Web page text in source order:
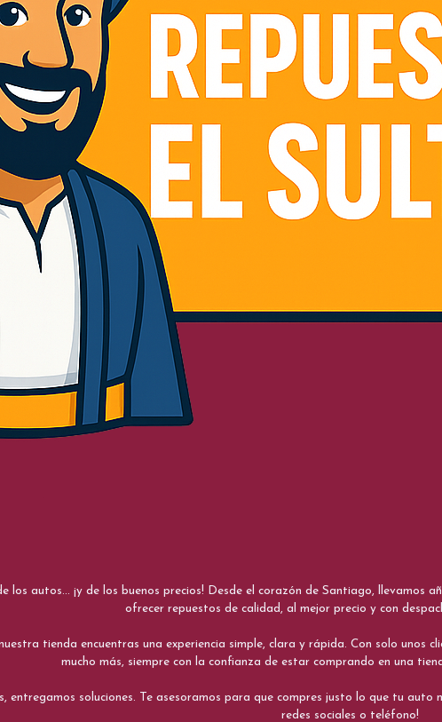
los autos... ¡y de los buenos precios! Desde el corazón de Santiago,
ofrecer repuestos de calidad, al mejor precio y con
tienda encuentras una experiencia simple, clara y rápida. Con solo unos
mucho más, siempre con la confianza de estar comprando en una
entregamos soluciones. Te asesoramos para que compres justo lo que tu
redes sociales o teléfono!